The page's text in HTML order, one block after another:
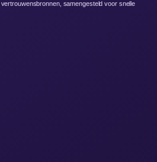
samengesteld voor snelle